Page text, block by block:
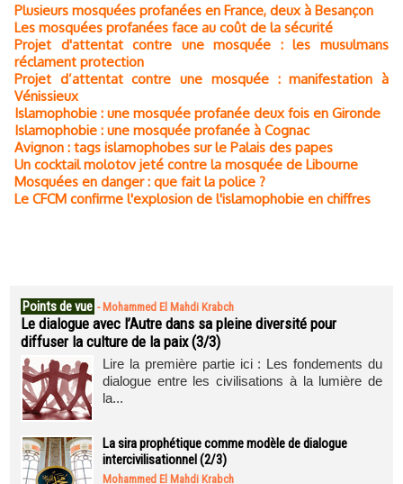
Plusieurs mosquées profanées en France, deux à Besançon
Les mosquées profanées face au coût de la sécurité
Projet d'attentat contre une mosquée : les musulmans
réclament protection
Projet d’attentat contre une mosquée : manifestation à
Vénissieux
Islamophobie : une mosquée profanée deux fois en Gironde
Islamophobie : une mosquée profanée à Cognac
Avignon : tags islamophobes sur le Palais des papes
Un cocktail molotov jeté contre la mosquée de Libourne
Mosquées en danger : que fait la police ?
Le CFCM confirme l'explosion de l'islamophobie en chiffres
Points de vue - Mohammed El Mahdi Krabch
Le dialogue avec l’Autre dans sa pleine diversité pour
diffuser la culture de la paix (3/3)
Lire la première partie ici : Les fondements du
dialogue entre les civilisations à la lumière de
la...
La sira prophétique comme modèle de dialogue
intercivilisationnel (2/3)
Mohammed El Mahdi Krabch